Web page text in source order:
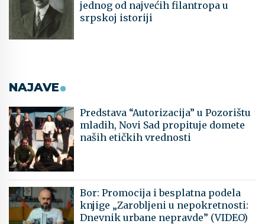
jednog od najvećih filantropa u
srpskoj istoriji
NAJAVE
Predstava “Autorizacija” u Pozorištu
mladih, Novi Sad propituje domete
naših etičkih vrednosti
Bor: Promocija i besplatna podela
knjige „Zarobljeni u nepokretnosti:
Dnevnik urbane nepravde” (VIDEO)